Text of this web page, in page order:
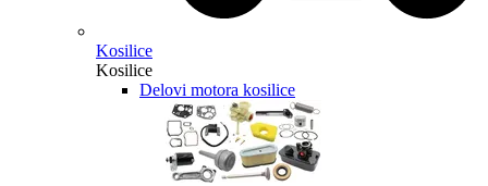
Kosilice
Kosilice
Delovi motora kosilice